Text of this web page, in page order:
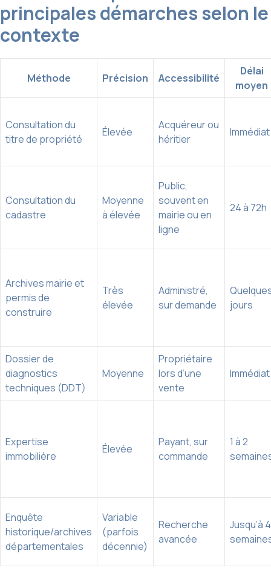
principales démarches selon le
contexte
Méthode Précision Accessibilité
Délai
moyen
Consultation du
titre de propriété
Élevée
Acquéreur ou
héritier
Immédiat
Consultation du
cadastre
Moyenne
à élevée
Public,
souvent en
mairie ou en
ligne
24 à 72h
Archives mairie et
permis de
construire
Très
élevée
Administré,
sur demande
jours
Dossier de
diagnostics
techniques (DDT)
Moyenne
Propriétaire
lors d’une
vente
Immédiat
Expertise
immobilière
Élevée
Payant, sur
commande
1 à 2
Enquête
historique/archives
départementales
Variable
(parfois
décennie)
Recherche
avancée
Jusqu’à 4